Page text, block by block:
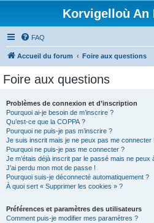
Korvigelloù An
FAQ
Accueil du forum Foire aux questions
Foire aux questions
Problèmes de connexion et d’inscription
Pourquoi ai-je besoin de m’inscrire ?
Qu’est-ce que la COPPA ?
Pourquoi ne puis-je pas m’inscrire ?
Je suis inscrit mais je ne peux pas me connecter !
Pourquoi ne puis-je pas me connecter ?
Je m’étais déjà inscrit par le passé mais ne
J’ai perdu mon mot de passe !
Pourquoi suis-je déconnecté automatiquement ?
À quoi sert « Supprimer les cookies » ?
Préférences et paramètres des utilisateurs
Comment puis-je modifier mes paramètres ?